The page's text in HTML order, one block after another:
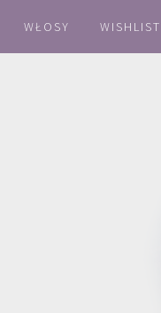
WŁOSY WISHLIST